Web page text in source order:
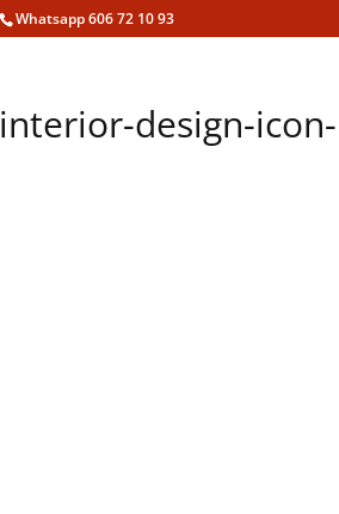
Whatsapp 606 72 10 93
interior-design-